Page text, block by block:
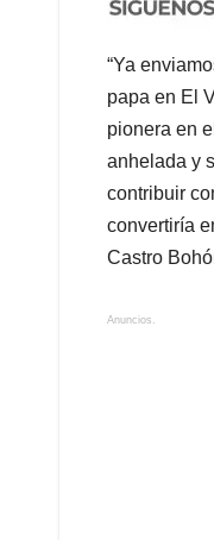
“Ya
papa en El
pionera en
anhelada y
contribuir
convertiría
Castro
Anuncios.